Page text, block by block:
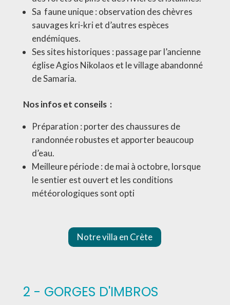
Sa faune unique : observation des chèvres
sauvages kri-kri et d’autres espèces
endémiques.
Ses sites historiques : passage par l’ancienne
église Agios Nikolaos et le village abandonné
de Samaria.
Nos infos et conseils :
Préparation : porter des chaussures de
randonnée robustes et apporter beaucoup
d’eau.
Meilleure période : de mai à octobre, lorsque
le sentier est ouvert et les conditions
météorologiques sont opti
Notre villa en Crète
2 - GORGES D'IMBROS